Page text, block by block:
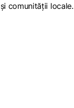
comunității locale.